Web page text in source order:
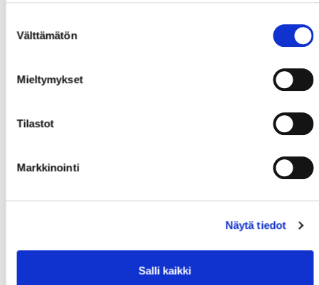
valinta
Välttämätön
Mieltymykset
Tilastot
Markkinointi
Näytä tiedot
Salli kaikki